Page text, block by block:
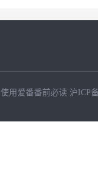
使用爱番番前必读 沪ICP